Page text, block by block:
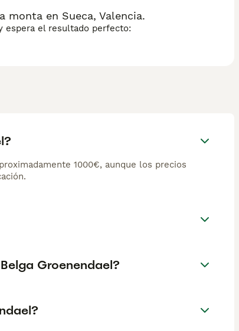
monta en Sueca, Valencia.
espera el resultado perfecto:
1000€, aunque los precios
Groenendael?